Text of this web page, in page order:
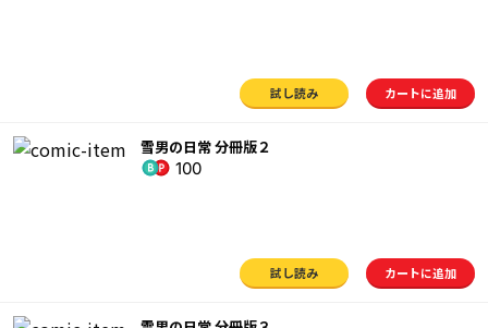
試し読み カートに追加
雪男の日常 分冊版２
100
試し読み カートに追加